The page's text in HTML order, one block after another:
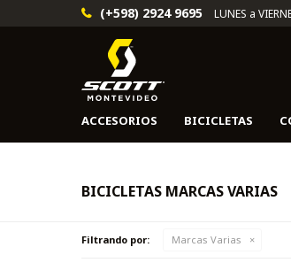
ACCESORIOS BICICLETAS
(+598) 2924 9695 LUNES a
BICICLETAS MARCAS VARIAS
Filtrando por: Marcas Varias